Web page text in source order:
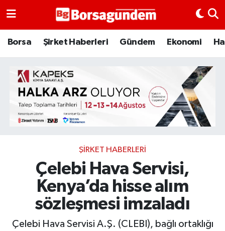
Borsa Şirket Haberleri Gündem Ekonomi
ŞIRKET HABERLERI
Çelebi Hava Servisi,
Kenya’da hisse alım
sözleşmesi imzaladı
Çelebi Hava Servisi A.Ş. (CLEBI), bağlı ortaklığı
Borsa
Emtia
Galeri
Bitcoin
Şirket Haberleri